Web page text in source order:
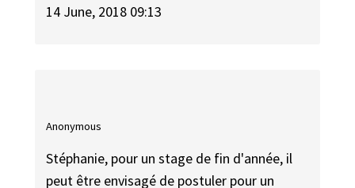
14 June, 2018 09:13
Anonymous
Stéphanie, pour un stage de fin d'année, il
peut être envisagé de postuler pour un